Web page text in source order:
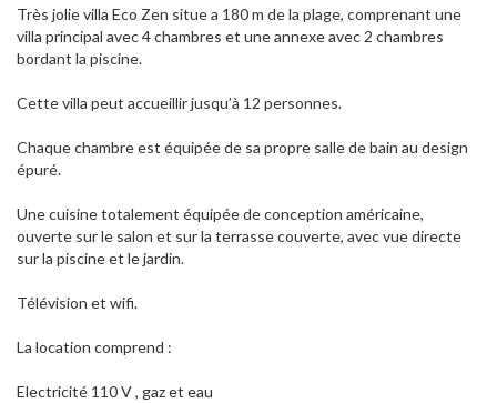
Très jolie villa Eco Zen situe a 180 m de la plage, comprenant une
villa principal avec 4 chambres et une annexe avec 2 chambres
bordant la piscine.
Cette villa peut accueillir jusqu’à 12 personnes.
Chaque chambre est équipée de sa propre salle de bain au design
épuré.
Une cuisine totalement équipée de conception américaine,
ouverte sur le salon et sur la terrasse couverte, avec vue directe
sur la piscine et le jardin.
Télévision et wifi.
La location comprend :
Electricité 110 V , gaz et eau